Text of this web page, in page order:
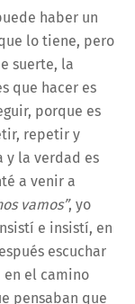
haber un
lo tiene, pero
suerte, la
que hacer es
porque es
repetir y
y la verdad es
a venir a
vamos”, yo
e insistí, en
escuchar
en el camino
pensaban que